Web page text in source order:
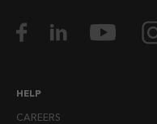
HELP
CAREERS